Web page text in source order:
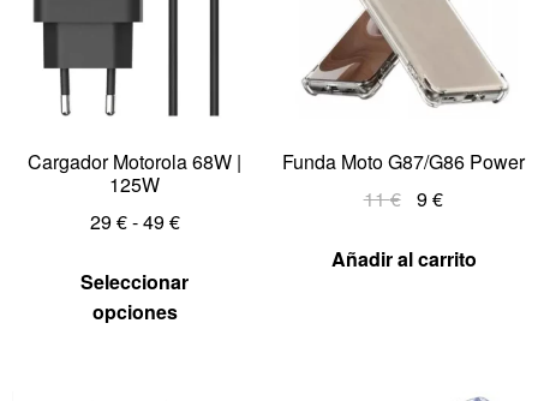
Cargador Motorola 68W |
125W
29€-49€
Seleccionar
opciones
Funda Moto G87/G86 Power
11€ 9€
Añadir al carrito